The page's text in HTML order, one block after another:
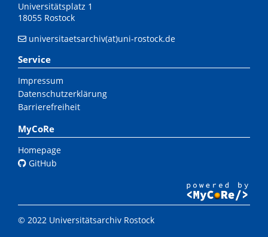
Universitätsplatz 1
18055 Rostock
universitaetsarchiv(at)uni-rostock.de
Service
Impressum
Datenschutzerklärung
Barrierefreiheit
MyCoRe
Homepage
GitHub
© 2022 Universitätsarchiv Rostock